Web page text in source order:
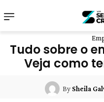
Tudo sobre o
Veja como
By Sheila